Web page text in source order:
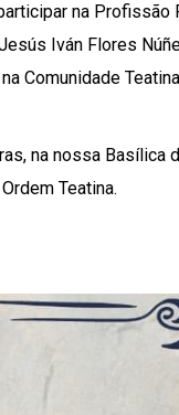
na
Iván Flores
Comunidade
na nossa Basílica
Teatina.